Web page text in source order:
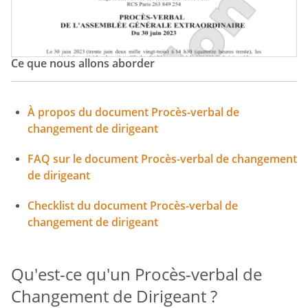
Ce que nous allons aborder
À propos du document Procès-verbal de
changement de dirigeant
FAQ sur le document Procès-verbal de changement
de dirigeant
Checklist du document Procès-verbal de
changement de dirigeant
Qu'est-ce qu'un Procès-verbal de
Changement de Dirigeant ?